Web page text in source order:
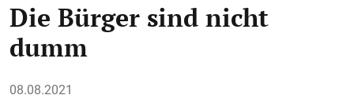
Die Bürger sind nicht
dumm
08.08.2021